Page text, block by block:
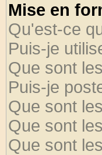
Mise en
Qu'est-ce
Puis-je
Que sont
Puis-je
Que sont
Que sont
Que sont